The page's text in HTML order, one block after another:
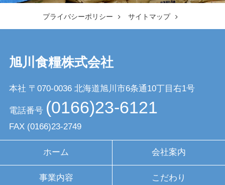
プライバシーポリシー サイトマップ
旭川食糧株式会社
本社 〒070-0036 北海道旭川市6条通10丁目右1号
電話番号 (0166)23-6121
FAX (0166)23-2749
ホーム 会社案内
事業内容 こだわり